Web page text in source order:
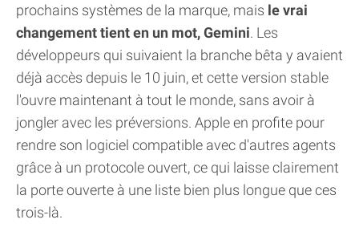
prochains systèmes de la marque, mais le vrai
changement tient en un mot, Gemini. Les
développeurs qui suivaient la branche bêta y avaient
déjà accès depuis le 10 juin, et cette version stable
l'ouvre maintenant à tout le monde, sans avoir à
jongler avec les préversions. Apple en profite pour
rendre son logiciel compatible avec d'autres agents
grâce à un protocole ouvert, ce qui laisse clairement
la porte ouverte à une liste bien plus longue que ces
trois-là.